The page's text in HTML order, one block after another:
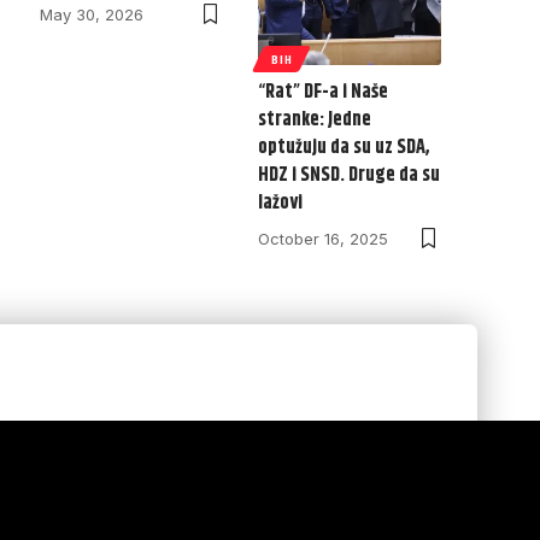
May 30, 2026
BIH
“Rat” DF-a i Naše
stranke: Jedne
optužuju da su uz SDA,
HDZ i SNSD. Druge da su
lažovi
October 16, 2025